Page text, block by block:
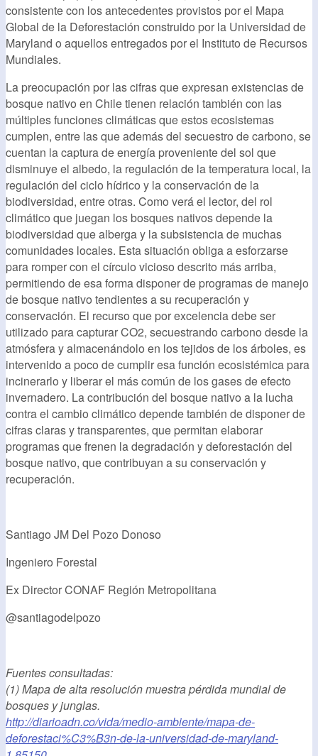
consistente con los antecedentes provistos por el Mapa
Global de la Deforestación construido por la Universidad de
Maryland o aquellos entregados por el Instituto de Recursos
Mundiales.
La preocupación por las cifras que expresan existencias de
bosque nativo en Chile tienen relación también con las
múltiples funciones climáticas que estos ecosistemas
cumplen, entre las que además del secuestro de carbono, se
cuentan la captura de energía proveniente del sol que
disminuye el albedo, la regulación de la temperatura local, la
regulación del ciclo hídrico y la conservación de la
biodiversidad, entre otras. Como verá el lector, del rol
climático que juegan los bosques nativos depende la
biodiversidad que alberga y la subsistencia de muchas
comunidades locales. Esta situación obliga a esforzarse
para romper con el círculo vicioso descrito más arriba,
permitiendo de esa forma disponer de programas de manejo
de bosque nativo tendientes a su recuperación y
conservación. El recurso que por excelencia debe ser
utilizado para capturar CO2, secuestrando carbono desde la
atmósfera y almacenándolo en los tejidos de los árboles, es
intervenido a poco de cumplir esa función ecosistémica para
incinerarlo y liberar el más común de los gases de efecto
invernadero. La contribución del bosque nativo a la lucha
contra el cambio climático depende también de disponer de
cifras claras y transparentes, que permitan elaborar
programas que frenen la degradación y deforestación del
bosque nativo, que contribuyan a su conservación y
recuperación.
Santiago JM Del Pozo Donoso
Ingeniero Forestal
Ex Director CONAF Región Metropolitana
@santiagodelpozo
Fuentes consultadas:
(1) Mapa de alta resolución muestra pérdida mundial de
bosques y junglas.
http://diarioadn.co/vida/medio-ambiente/mapa-de-
deforestaci%C3%B3n-de-la-universidad-de-maryland-